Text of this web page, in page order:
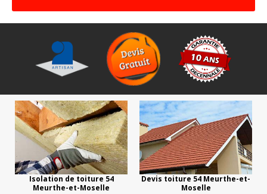
Isolation de toiture 54
Meurthe-et-Moselle
Devis toiture 54 Meurthe-et-
Moselle